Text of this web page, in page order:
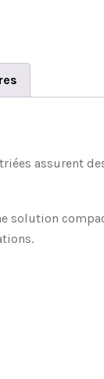
assurent
solution